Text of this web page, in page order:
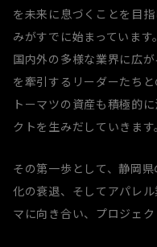
を未来に息づくことを目
みがすでに始まっています。
国内外の多様な業界に広
を牽引するリーダーたち
トーマツの資産も積極的
クトを生みだしていきます
その第一歩として、静岡
化の衰退、そしてアパレ
マに向き合い、プロジェク